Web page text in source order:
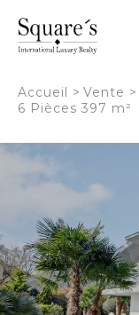
Accueil > Vente >
6 Pièces 397 m²